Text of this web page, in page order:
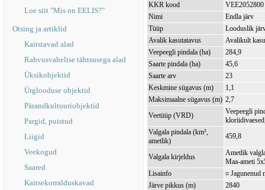
Loe siit "Mis on EELIS?"
Otsing ja artiklid
Kaitstavad alad
Rahvusvahelise tähtsusega alad
Üksikobjektid
Ürglooduse objektid
Pärandkultuuriobjektid
Pargid, puistud
Liigid
Veekogud
Saared
Kaitsekorralduskavad
KKR kood
VEE2052800
Nimi
Endla järv
Tüüp
Looduslik
Avalik kasutatavus
Avalikult
Veepeegli pindala (ha)
284,9
Saarte pindala (ha)
45,6
Saarte arv
23
Keskmine sügavus (m)
1,1
Maksimaalne sügavus (m) 2,7
Veetüüp (VRD)
Veepeegli
Valgala pindala (km²,
ametlik)
459,8
Valgala kirjeldus
Ametlik
Maa-ameti
Lisainfo
¤ Jagunenud
Järve pikkus (m)
2840